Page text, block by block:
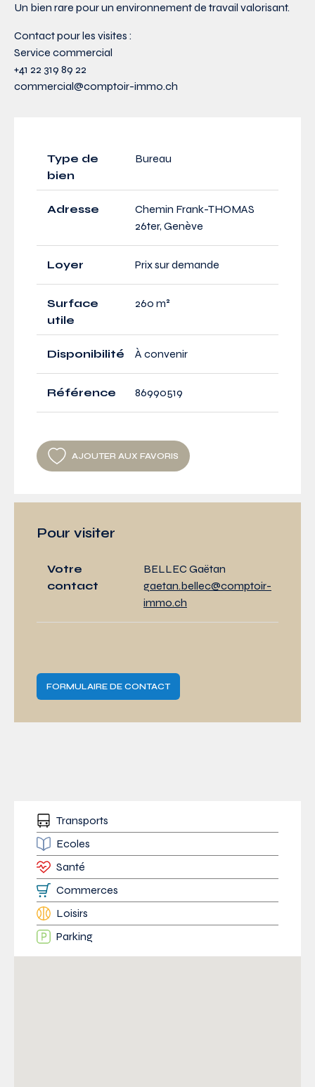
Un bien rare pour un environnement de travail valorisant.
Contact pour les visites :
Service commercial
+41 22 319 89 22
commercial@comptoir-immo.ch
Type de
bien
Bureau
Adresse
Chemin Frank-THOMAS
26ter, Genève
Loyer Prix sur demande
Surface
utile
260 m²
Disponibilité À convenir
Référence 86990519
AJOUTER AUX FAVORIS
Pour visiter
Votre
contact
BELLEC Gaëtan
gaetan.bellec@comptoir-
immo.ch
FORMULAIRE DE CONTACT
Transports
Ecoles
Santé
Commerces
Loisirs
Parking